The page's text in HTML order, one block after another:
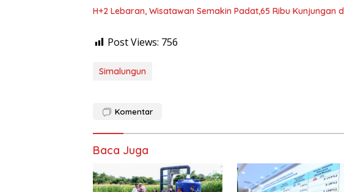
H+2 Lebaran, Wisatawan Semakin Padat,65 Ribu Kunjungan
Post Views: 756
Simalungun
Komentar
Baca Juga